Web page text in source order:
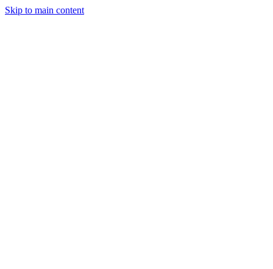
Skip to main content